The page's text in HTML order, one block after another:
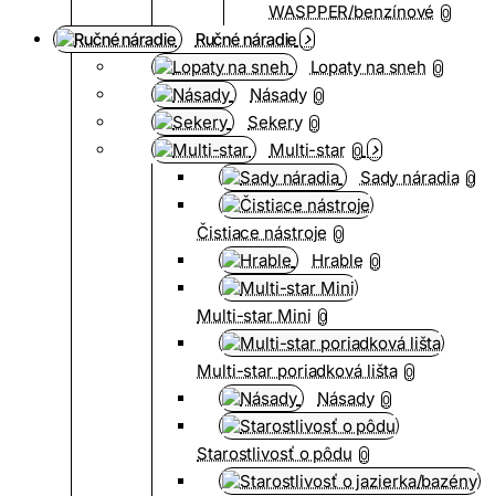
WASPPER/benzínové 0
Ručné náradie
Lopaty na sneh 0
Násady 0
Sekery 0
Multi-star 0
Sady náradia 0
Čistiace nástroje 0
Hrable 0
Multi-star Mini 0
Multi-star poriadková lišta 0
Násady 0
Starostlivosť o pôdu 0